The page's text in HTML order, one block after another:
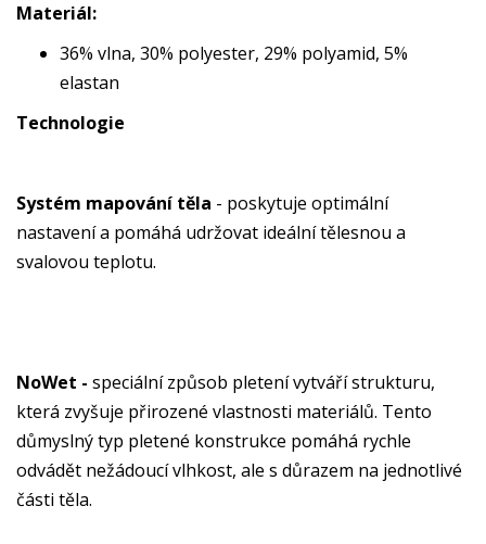
Materiál:
36% vlna, 30% polyester, 29% polyamid, 5%
elastan
Technologie
Systém mapování těla - poskytuje optimální
nastavení a pomáhá udržovat ideální tělesnou a
svalovou teplotu.
NoWet - speciální způsob pletení vytváří strukturu,
která zvyšuje přirozené vlastnosti materiálů. Tento
důmyslný typ pletené konstrukce pomáhá rychle
odvádět nežádoucí vlhkost, ale s důrazem na jednotlivé
části těla.